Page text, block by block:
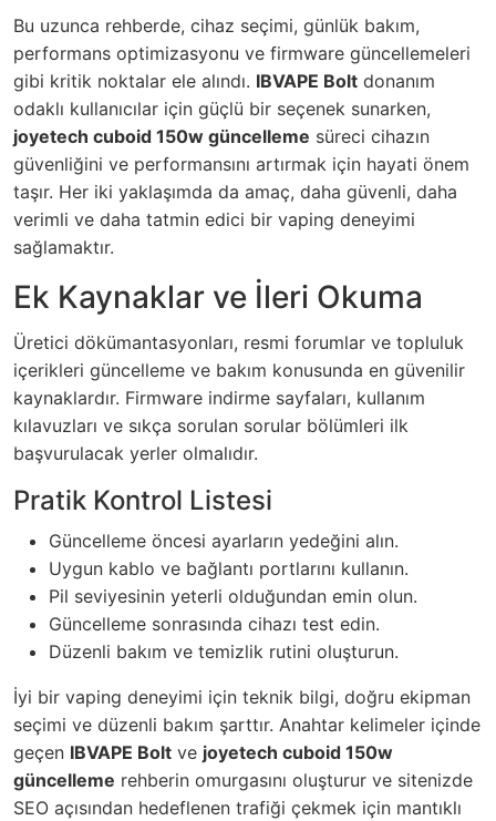
Bu uzunca rehberde, cihaz seçimi, günlük bakım,
performans optimizasyonu ve firmware güncellemeleri
gibi kritik noktalar ele alındı. IBVAPE Bolt donanım
odaklı kullanıcılar için güçlü bir seçenek sunarken,
joyetech cuboid 150w güncelleme süreci cihazın
güvenliğini ve performansını artırmak için hayati önem
taşır. Her iki yaklaşımda da amaç, daha güvenli, daha
verimli ve daha tatmin edici bir vaping deneyimi
sağlamaktır.
Ek Kaynaklar ve İleri Okuma
Üretici dökümantasyonları, resmi forumlar ve topluluk
içerikleri güncelleme ve bakım konusunda en güvenilir
kaynaklardır. Firmware indirme sayfaları, kullanım
kılavuzları ve sıkça sorulan sorular bölümleri ilk
başvurulacak yerler olmalıdır.
Pratik Kontrol Listesi
Güncelleme öncesi ayarların yedeğini alın.
Uygun kablo ve bağlantı portlarını kullanın.
Pil seviyesinin yeterli olduğundan emin olun.
Güncelleme sonrasında cihazı test edin.
Düzenli bakım ve temizlik rutini oluşturun.
İyi bir vaping deneyimi için teknik bilgi, doğru ekipman
seçimi ve düzenli bakım şarttır. Anahtar kelimeler içinde
geçen IBVAPE Bolt ve joyetech cuboid 150w
güncelleme rehberin omurgasını oluşturur ve sitenizde
SEO açısından hedeflenen trafiği çekmek için mantıklı